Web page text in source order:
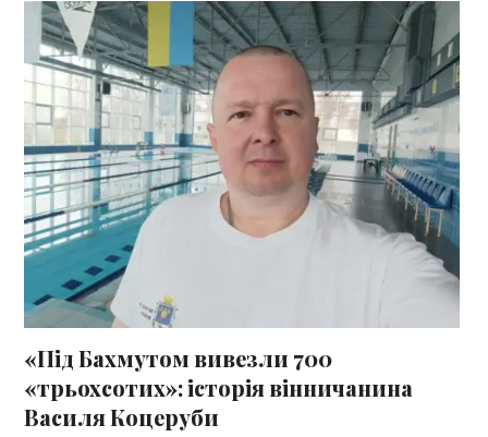
«Під Бахмутом вивезли 700
«трьохсотих»: історія вінничанина
Василя Коцеруби